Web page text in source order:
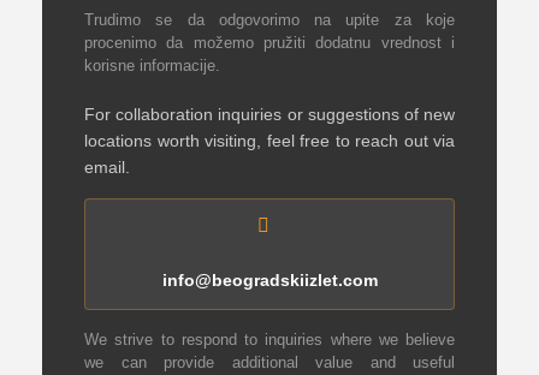
Trudimo se da odgovorimo na upite za koje
procenimo da možemo pružiti dodatnu vrednost i
korisne informacije.
For collaboration inquiries or suggestions of new
locations worth visiting, feel free to reach out via
email.
info@beogradskiizlet.com
We strive to respond to inquiries where we believe
we can provide additional value and useful